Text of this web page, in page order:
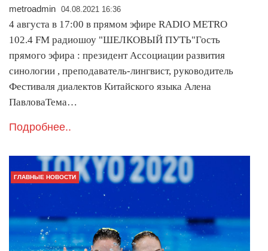
metroadmin 04.08.2021 16:36
4 августа в 17:00 в прямом эфире RADIO METRO
102.4 FM радиошоу "ШЕЛКОВЫЙ ПУТЬ"Гость
прямого эфира : президент Ассоциации развития
синологии , преподаватель-лингвист, руководитель
Фестиваля диалектов Китайского языка Алена
ПавловаТема…
Подробнее..
ГЛАВНЫЕ НОВОСТИ